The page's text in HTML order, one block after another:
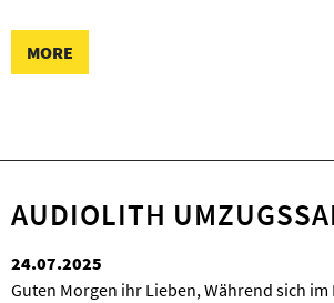
MORE
AUDIOLITH
24.07.2025
Guten Morgen ihr Lieben, Während sich